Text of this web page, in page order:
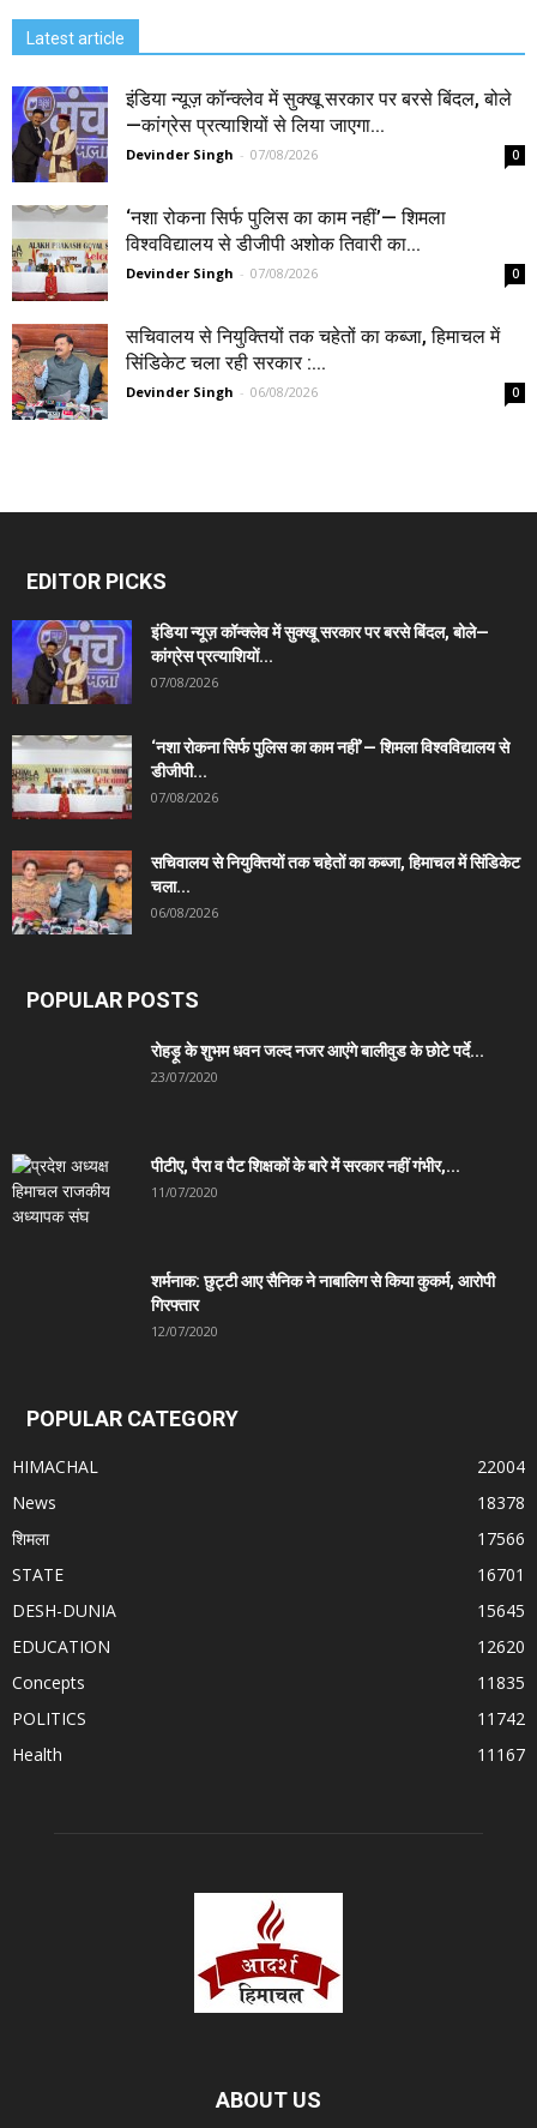
Latest article
इंडिया न्यूज़ कॉन्क्लेव में सुक्खू सरकार पर बरसे बिंदल, बोले
—कांग्रेस प्रत्याशियों से लिया जाएगा...
Devinder Singh - 07/08/2026 0
‘नशा रोकना सिर्फ पुलिस का काम नहीं’— शिमला
विश्वविद्यालय से डीजीपी अशोक तिवारी का...
Devinder Singh - 07/08/2026 0
सचिवालय से नियुक्तियों तक चहेतों का कब्जा, हिमाचल में
सिंडिकेट चला रही सरकार :...
Devinder Singh - 06/08/2026 0
EDITOR PICKS
इंडिया न्यूज़ कॉन्क्लेव में सुक्खू सरकार पर बरसे बिंदल, बोले—
कांग्रेस प्रत्याशियों...
07/08/2026
‘नशा रोकना सिर्फ पुलिस का काम नहीं’— शिमला विश्वविद्यालय से
डीजीपी...
07/08/2026
सचिवालय से नियुक्तियों तक चहेतों का कब्जा, हिमाचल में सिंडिकेट
चला...
06/08/2026
POPULAR POSTS
रोहड़ू के शुभम धवन जल्द नजर आएंगे बालीवुड के छोटे पर्दे...
23/07/2020
पीटीए, पैरा व पैट शिक्षकों के बारे में सरकार नहीं गंभीर,...
11/07/2020
शर्मनाक: छुट्टी आए सैनिक ने नाबालिग से किया कुकर्म, आरोपी
गिरफ्तार
12/07/2020
POPULAR CATEGORY
HIMACHAL
22004
News
18378
शिमला
17566
STATE
16701
DESH-DUNIA
15645
EDUCATION
12620
Concepts
11835
POLITICS
11742
Health
11167
ABOUT US